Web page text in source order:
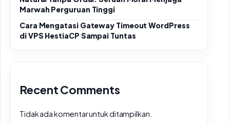
Marwah Perguruan Tinggi
Cara Mengatasi Gateway Timeout WordPress
di VPS HestiaCP Sampai Tuntas
Recent Comments
Tidak ada komentar untuk ditampilkan.